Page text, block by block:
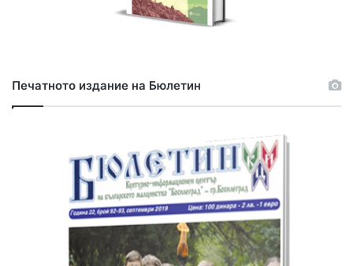
Печатното издание на Бюлетин